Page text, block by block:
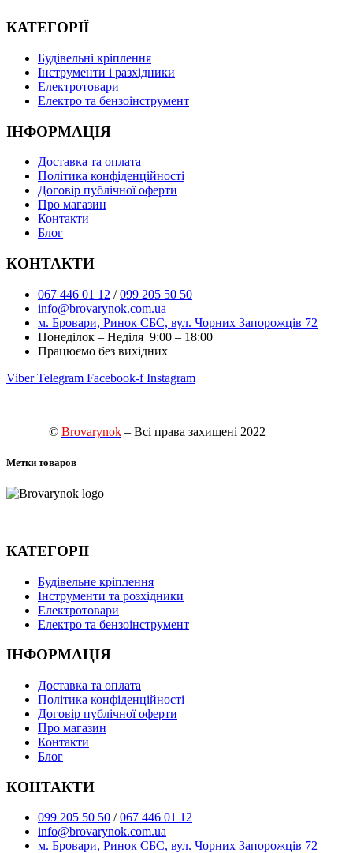
КАТЕГОРІЇ
Будівельні кріплення
Інструменти і разхідники
Електротовари
Електро та бензоінструмент
ІНФОРМАЦІЯ
Доставка та оплата
Політика конфіденційності
Договір публічної оферти
Про магазин
Контакти
Блог
КОНТАКТИ
067 446 01 12 /099 205 50 50
info@brovarynok.com.ua
м. Бровари, Ринок СБС, вул. Чорних Запорожців 72
Понеділок – Неділя 9:00 – 18:00
Працюємо без вихідних
Viber Telegram Facebook-f Instagram
© Brovarynok– Всі права захищені 2022
Метки товаров
КАТЕГОРІІ
Будівельне кріплення
Інструменти та розхідники
Електротовари
Електро та бензоінструмент
ІНФОРМАЦІЯ
Доставка та оплата
Політика конфіденційності
Договір публічної оферти
Про магазин
Контакти
Блог
КОНТАКТИ
099 205 50 50 /067 446 01 12
info@brovarynok.com.ua
м. Бровари, Ринок СБС, вул. Чорних Запорожців 72